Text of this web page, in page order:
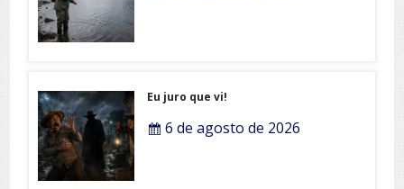
Eu juro que vi!
6 de agosto de 2026